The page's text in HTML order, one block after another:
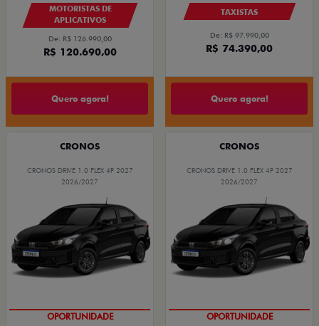
MOTORISTAS DE
APLICATIVOS
De: R$ 126.990,00
R$ 120.690,00
Quero agora!
TAXISTAS
De: R$ 97.990,00
R$ 74.390,00
Quero agora!
CRONOS
CRONOS DRIVE 1.0 FLEX 4P 2027
2026/2027
OPORTUNIDADE
CRONOS
CRONOS DRIVE 1.0 FLEX 4P 2027
2026/2027
OPORTUNIDADE